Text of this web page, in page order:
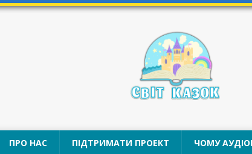
ПРО НАС ПІДТРИМАТИ ПРОЕКТ ЧОМУ